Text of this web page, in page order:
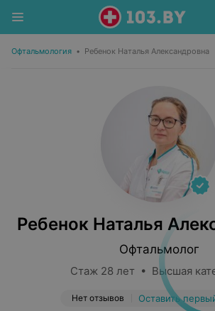
Офтальмология • Ребенок Наталья Александровна
Ребенок Наталья
Офтальмолог
Стаж 28 лет • Высшая
Нет отзывов Оставить